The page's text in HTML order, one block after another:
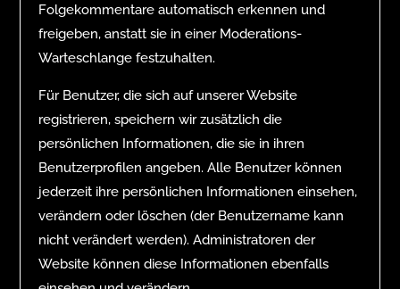
Folgekommentare automatisch erkennen und
freigeben, anstatt sie in einer Moderations-
Warteschlange festzuhalten.
Für Benutzer, die sich auf unserer Website
registrieren, speichern wir zusätzlich die
persönlichen Informationen, die sie in ihren
Benutzerprofilen angeben. Alle Benutzer können
jederzeit ihre persönlichen Informationen einsehen,
verändern oder löschen (der Benutzername kann
nicht verändert werden). Administratoren der
Website können diese Informationen ebenfalls